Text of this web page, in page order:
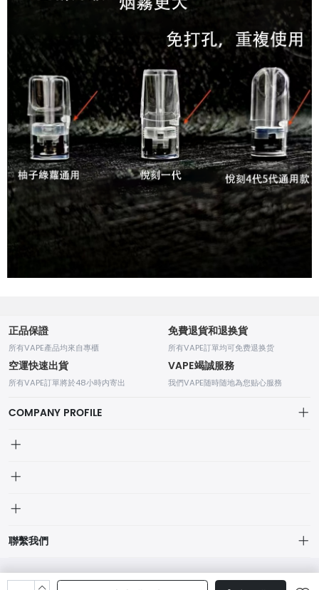
正品保證
所有VAPE產品均來自專櫃
免費退貨和退换貨
所有VAPE訂單均可免费退换货
空運快速出貨
所有VAPE訂單將於48小時内寄出
VAPE竭誠服務
我們VAPE随時随地為您贴心服務
COMPANY PROFILE
我的訂單
個人中心
我的收藏
品牌列表
品牌列表
聯繫我們